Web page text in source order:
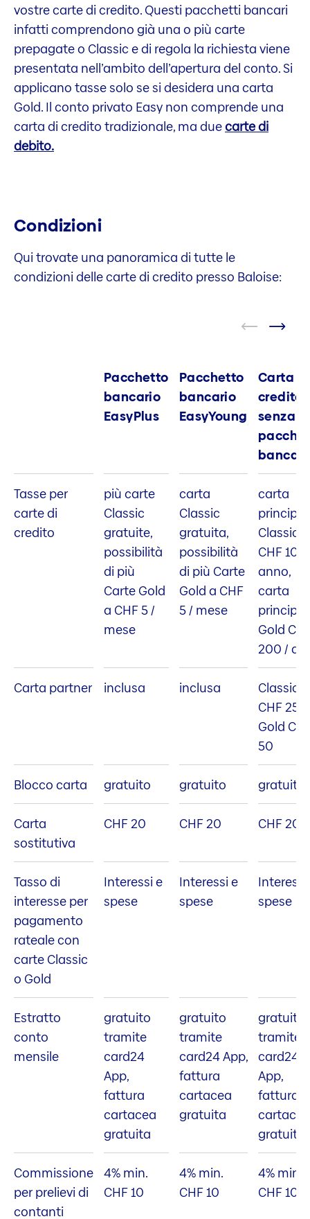
vostre carte di credito. Questi pacchetti bancari
infatti comprendono già una o più carte
prepagate o Classic e di regola la richiesta viene
presentata nell’ambito dell’apertura del conto. Si
applicano tasse solo se si desidera una carta
Gold. Il conto privato Easy non comprende una
carta di credito tradizionale, ma duecarte di
debito.
Condizioni
Qui trovate una panoramica di tutte le
condizioni delle carte di credito presso Baloise:
Pacchetto
bancario
EasyPlus
Pacchetto
bancario
EasyYoung
Carta di
credito
senza
Tasse per
carte di
credito
più carte
Classic
gratuite,
possibilità
di più
Carte Gold
a CHF 5 /
mese
carta
Classic
gratuita,
possibilità
di più Carte
Gold a CHF
5 / mese
carta
Classic
CHF 100
anno,
carta
Gold
200 /
Carta partner inclusa inclusa
Classic
CHF 25,
Gold
50
Blocco carta gratuito gratuito gratuito
Carta
sostitutiva
CHF 20 CHF 20 CHF 20
Tasso di
interesse per
pagamento
rateale con
carte Classic
o Gold
Interessi e
spese
Interessi e
spese
Interessi
spese
Estratto
conto
mensile
gratuito
tramite
card24
App,
fattura
cartacea
gratuita
gratuito
tramite
card24 App,
fattura
cartacea
gratuita
gratuito
tramite
card24
App,
fattura
cartacea
gratuita
Commissione
per prelievi di
contanti
4% min.
CHF 10
4% min.
CHF 10
4% min.
CHF 10